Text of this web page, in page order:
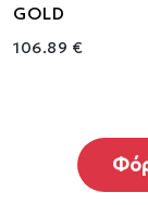
GOLD
106.89 €